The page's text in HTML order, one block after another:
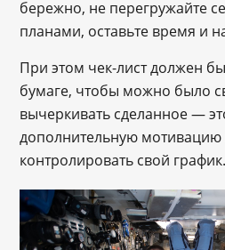
бережно, не перегружайте
планами, оставьте время и
При этом чек-лист должен
бумаге, чтобы можно было
вычеркивать сделанное —
дополнительную мотивацию
контролировать свой график.